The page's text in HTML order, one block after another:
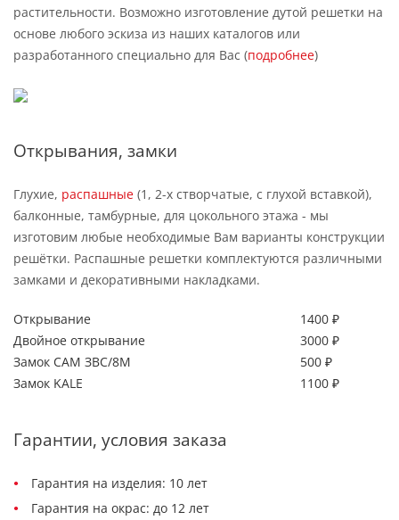
растительности. Возможно изготовление дутой решетки на
основе любого эскиза из наших каталогов или
разработанного специально для Вас (подробнее)
Открывания, замки
Глухие, распашные (1, 2-х створчатые, с глухой вставкой),
балконные, тамбурные, для цокольного этажа - мы
изготовим любые необходимые Вам варианты конструкции
решётки. Распашные решетки комплектуются различными
замками и декоративными накладками.
Открывание
1400 ₽
Двойное открывание
3000 ₽
Замок САМ ЗВС/8М
500 ₽
Замок KALE
1100 ₽
Гарантии, условия заказа
Гарантия на изделия: 10 лет
Гарантия на окрас: до 12 лет